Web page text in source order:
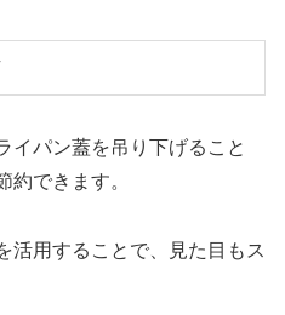
イパン蓋を吊り下げること
約できます。
活用することで、見た目もス